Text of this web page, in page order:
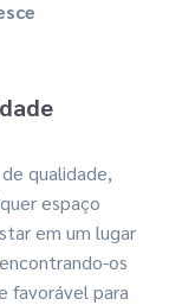
qualidade,
espaço
em um lugar
os
favorável para